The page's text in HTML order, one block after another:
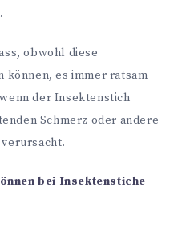
obwohl diese
es immer ratsam
der Insektenstich
Schmerz oder andere
bei Insektenstiche